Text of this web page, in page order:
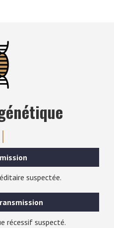
suspectée.
récessif suspecté.